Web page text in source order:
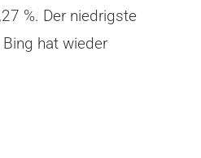
%. Der niedrigste
hat wieder